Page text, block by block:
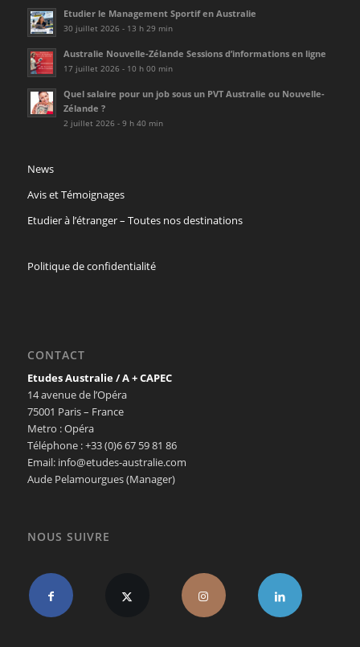
Etudier le Management Sportif en Australie
30 juillet 2026 - 13 h 29 min
Australie Nouvelle-Zélande Sessions d’informations en ligne
17 juillet 2026 - 10 h 00 min
Quel salaire pour un job sous un PVT Australie ou Nouvelle-
Zélande ?
2 juillet 2026 - 9 h 40 min
News
Avis et Témoignages
Etudier à l’étranger – Toutes nos destinations
Politique de confidentialité
CONTACT
Etudes Australie / A + CAPEC
14 avenue de l’Opéra
75001 Paris – France
Metro : Opéra
Téléphone : +33 (0)6 67 59 81 86
Email: info@etudes-australie.com
Aude Pelamourgues (Manager)
NOUS SUIVRE